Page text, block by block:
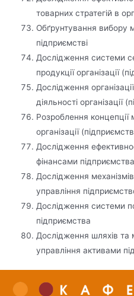
товарних стратегій в
Обґрунтування вибору
підприємстві
Дослідження системи
продукції організації
Дослідження
діяльності організації
Розроблення
організації
Дослідження
фінансами підприємства
Дослідження
управління
Дослідження системи
підприємства
Дослідження шляхів та
управління активами